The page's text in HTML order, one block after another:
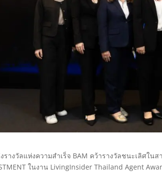
รางวัลแห่งความสำเร็จ BAM คว้ารางวัลชนะเลิศในสา
ในงาน LivingInsider Thailand Agent